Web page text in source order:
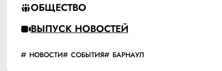
ОБЩЕСТВО
ВЫПУСК НОВОСТЕЙ
НОВОСТИ СОБЫТИЯ БАРНАУЛ